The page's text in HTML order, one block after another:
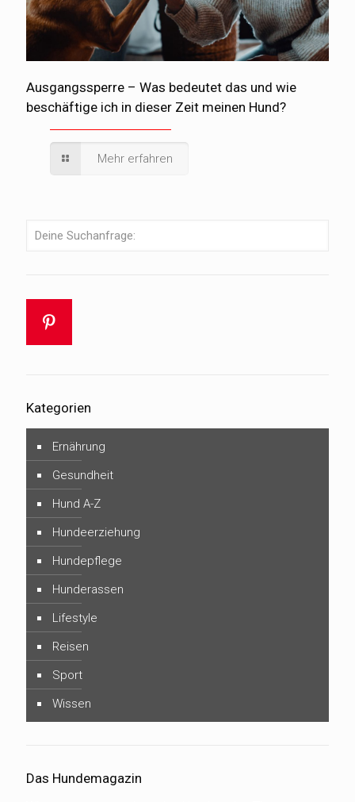
Ausgangssperre – Was bedeutet das und wie
beschäftige ich in dieser Zeit meinen Hund?
Mehr erfahren
Kategorien
Ernährung
Gesundheit
Hund A-Z
Hundeerziehung
Hundepflege
Hunderassen
Lifestyle
Reisen
Sport
Wissen
Das Hundemagazin